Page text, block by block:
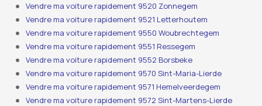
Vendre ma voiture rapidement 9520 Zonnegem
Vendre ma voiture rapidement 9521 Letterhoutem
Vendre ma voiture rapidement 9550 Woubrechtegem
Vendre ma voiture rapidement 9551 Ressegem
Vendre ma voiture rapidement 9552 Borsbeke
Vendre ma voiture rapidement 9570 Sint-Maria-Lierde
Vendre ma voiture rapidement 9571 Hemelveerdegem
Vendre ma voiture rapidement 9572 Sint-Martens-Lierde